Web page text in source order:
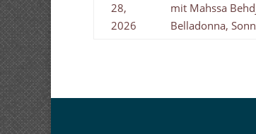
28,
2026
mit Mahssa
Belladonna,